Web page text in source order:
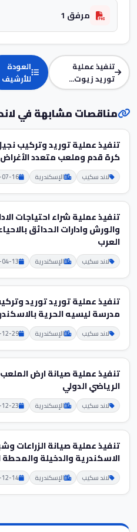
مرفق 1
تنفيذ عملية
توريد زيوت...
العودة
للأرشيف
مناقصات مشابهة في
تنفيذ عملية توريد وتركيب
كرة قدم وملعب متعدد الأغراض
لاند سكيب الإسكندرية 16
تنفيذ عملية شراء احتياجات
والورش وادارات الحدائق
العرب
لاند سكيب الإسكندرية 13
تنفيذ عملية توريد توريد
مدرسة ليسيه الحرية
لاند سكيب الإسكندرية 29
تنفيذ عملية صيانة ارض
الرياضي الدولي
لاند سكيب الإسكندرية 23
تنفيذ عملية صيانة الزراعات
الاسكندرية والدخيلة والمحطة
لاند سكيب الإسكندرية 14